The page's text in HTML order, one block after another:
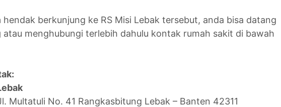
hendak berkunjung ke RS Misi Lebak tersebut, anda bisa datang
atau menghubungi terlebih dahulu kontak rumah sakit di bawah
Multatuli No. 41 Rangkasbitung Lebak – Banten 42311